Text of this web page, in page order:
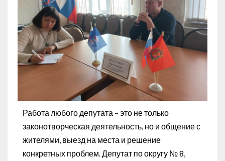
Работа любого депутата – это не только
законотворческая деятельность, но и общение с
жителями, выезд на места и решение
конкретных проблем. Депутат по округу № 8,